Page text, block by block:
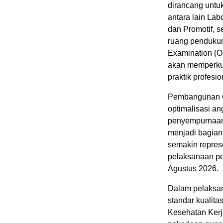
dirancang
antara lain
dan Promotif,
ruang
Examination
akan
praktik
Pembangunan
optimalisasi
menjadi
semakin
pelaksanaan
Agustus 2026.
Dalam
standar
Kesehatan